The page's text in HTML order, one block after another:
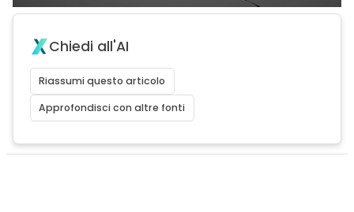
Chiedi all'AI
Riassumi questo articolo
Approfondisci con altre fonti